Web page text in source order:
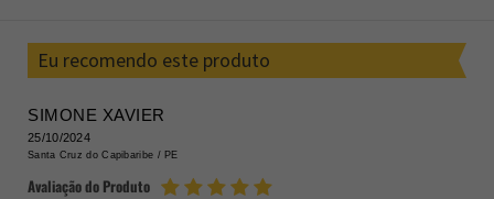
Eu recomendo este produto
SIMONE XAVIER
25/10/2024
Santa Cruz do Capibaribe / PE
Avaliação do Produto